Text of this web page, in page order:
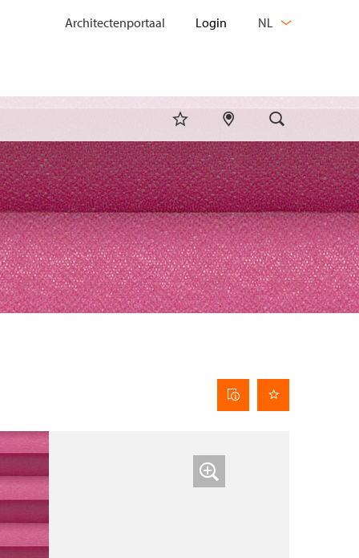
Architectenportaal
WIJZIGEN
NL
Stofinformatieblad